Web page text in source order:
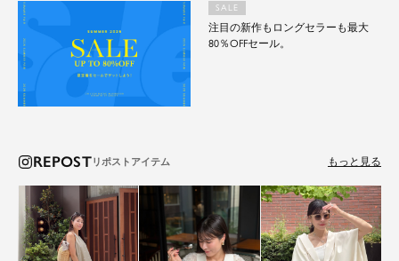
SALE
注目の新作もロングセラーも最大
80％OFFセール。
REPOST もっと見る